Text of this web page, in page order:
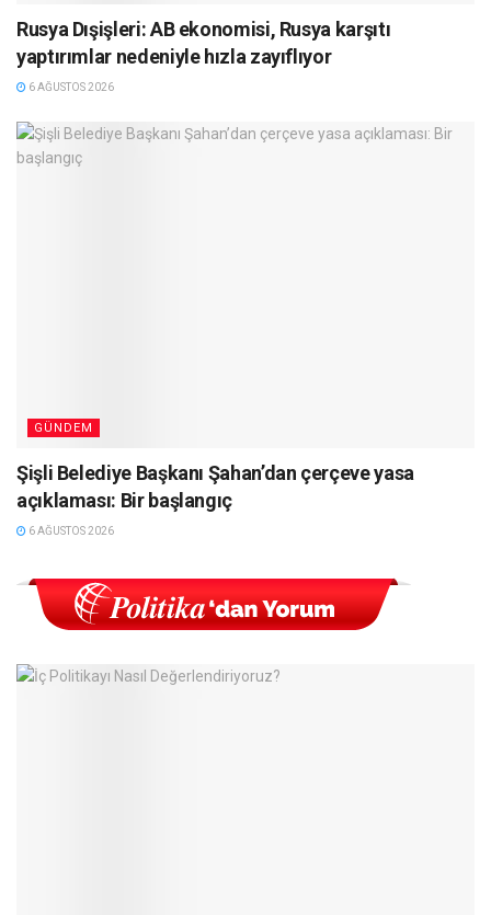
Rusya Dışişleri: AB ekonomisi, Rusya karşıtı
yaptırımlar nedeniyle hızla zayıflıyor
6 AĞUSTOS 2026
GÜNDEM
Şişli Belediye Başkanı Şahan’dan çerçeve yasa
açıklaması: Bir başlangıç
6 AĞUSTOS 2026